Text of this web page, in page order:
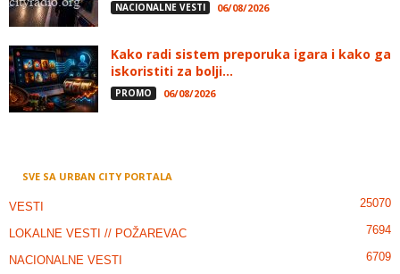
NACIONALNE VESTI 06/08/2026
Kako radi sistem preporuka igara i kako ga
iskoristiti za bolji...
PROMO 06/08/2026
SVE SA URBAN CITY PORTALA
VESTI 25070
LOKALNE VESTI // POŽAREVAC 7694
NACIONALNE VESTI 6709